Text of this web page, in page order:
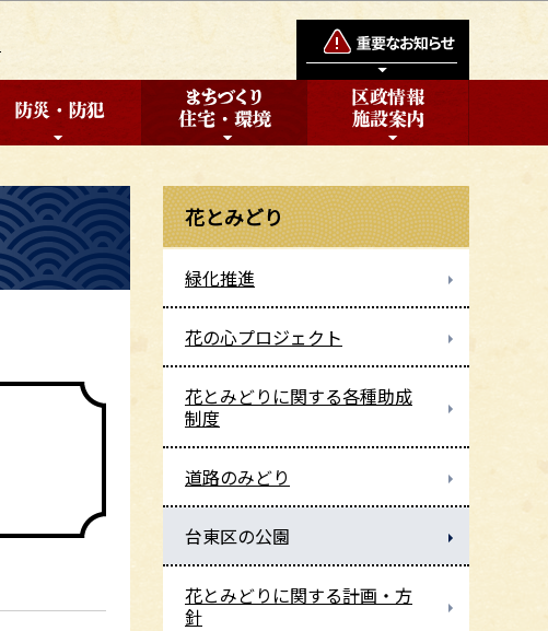
花とみどり
緑化推進
花の心プロジェクト
花とみどりに関する各種助成
制度
道路のみどり
台東区の公園
花とみどりに関する計画・方
針